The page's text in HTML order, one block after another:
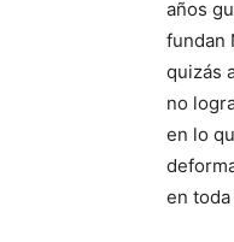
años
fundan
quizás
no
en lo
en